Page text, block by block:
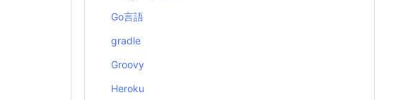
Go言語
gradle
Groovy
Heroku